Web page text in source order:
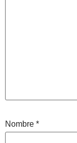
Nombre *